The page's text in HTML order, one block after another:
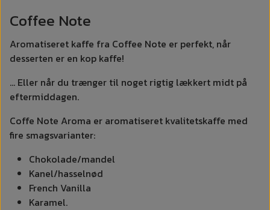
Coffee Note
Aromatiseret kaffe fra Coffee Note er perfekt, når
desserten er en kop kaffe!
... Eller når du trænger til noget rigtig lækkert midt på
eftermiddagen.
Coffe Note Aroma er aromatiseret kvalitetskaffe med
fire smagsvarianter:
Chokolade/mandel
Kanel/hasselnød
French Vanilla
Karamel.